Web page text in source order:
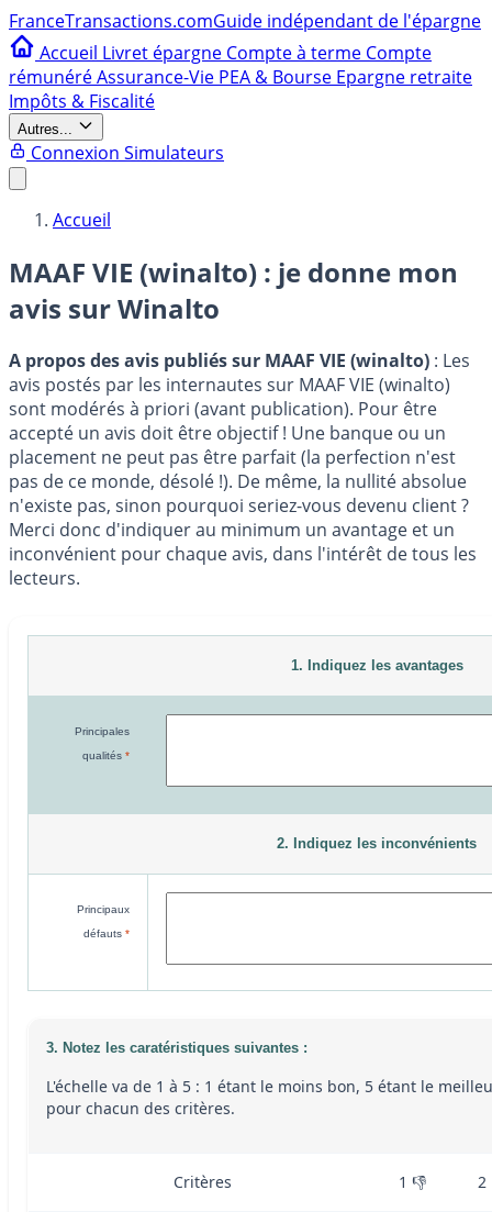
FranceTransactions.comGuide indépendant de l'épargne
Accueil Livret épargne Compte à terme Compte
rémunéréAssurance-Vie PEA & Bourse Epargne retraite
Impôts & Fiscalité
Autres...
Connexion Simulateurs
Accueil
MAAF VIE (winalto) : je donne mon
avis surWinalto
A propos des avis publiés sur MAAF VIE (winalto) : Les
avis postés par les internautes sur MAAF VIE (winalto)
sont modérés à priori (avant publication). Pour être
accepté un avis doit être objectif ! Une banque ou un
placement ne peut pas être parfait (la perfection n'est
pas de ce monde, désolé !). De même, la nullité absolue
n'existe pas, sinon pourquoi seriez-vous devenu client ?
Merci donc d'indiquer au minimum un avantage et un
inconvénient pour chaque avis, dans l'intérêt de tous les
lecteurs.
1. Indiquez les avantages
Principales
qualités *
2. Indiquez les inconvénients
Principaux
défauts *
3. Notez les caratéristiques suivantes :
L'échelle va de 1 à 5 : 1 étant le moins bon, 5 étant le
pour chacun des critères.
Critères 1 👎 2